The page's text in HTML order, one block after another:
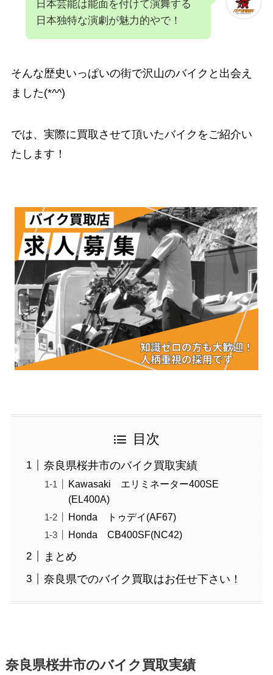
日本芸能は能面を付けて演舞する
日本独特な演劇が魅力的やで！
そんな歴史いっぱいの街で沢山のバイクと出会え
ました(*^^)
では、実際に買取させて頂いたバイクをご紹介い
たします！
目次
奈良県桜井市のバイク買取実績
Kawasaki エリミネーター400SE
(EL400A)
Honda トゥデイ(AF67)
Honda CB400SF(NC42)
まとめ
奈良県でのバイク買取はお任せ下さい！
奈良県桜井市のバイク買取実績